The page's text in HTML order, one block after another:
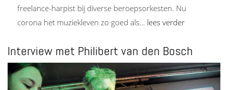
freelance-harpist bij diverse beroepsorkesten. Nu
corona het muziekleven zo goed als… lees verder
Interview met Philibert van den Bosch